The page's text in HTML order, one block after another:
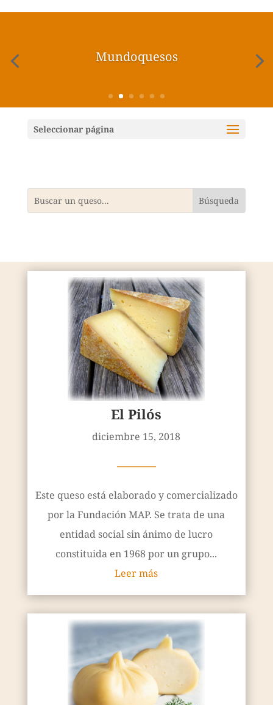
Mundoquesos
Seleccionar página
El Pilós
diciembre 15, 2018
————
Este queso está elaborado y comercializado
por la Fundación MAP. Se trata de una
entidad social sin ánimo de lucro
constituida en 1968 por un grupo...
Leer más